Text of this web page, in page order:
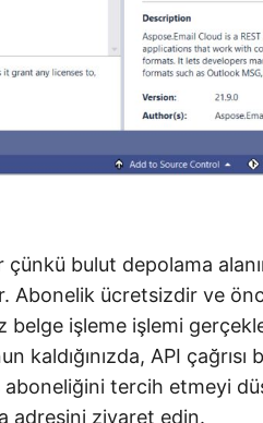
çünkü bulut depolama
Abonelik ücretsizdir ve
belge işleme işlemi
kaldığınızda, API çağrısı
aboneliğini tercih etmeyi
adresini ziyaret edin.